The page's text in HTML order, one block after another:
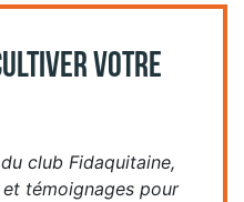
VOTRE
club Fidaquitaine,
témoignages pour